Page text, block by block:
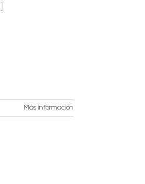
Más información